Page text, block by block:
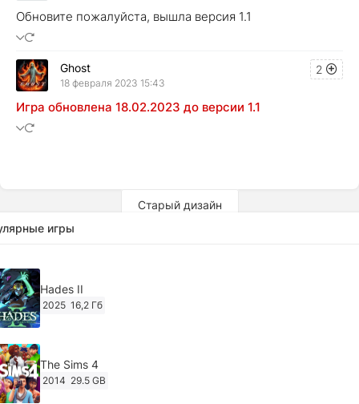
Обновите пожалуйста, вышла версия 1.1
2
Ghost
18 февраля 2023 15:43
Игра обновлена 18.02.2023 до версии 1.1
Старый дизайн
игры
Hades II
2025 16,2 Гб
The Sims 4
2014 29.5 GB